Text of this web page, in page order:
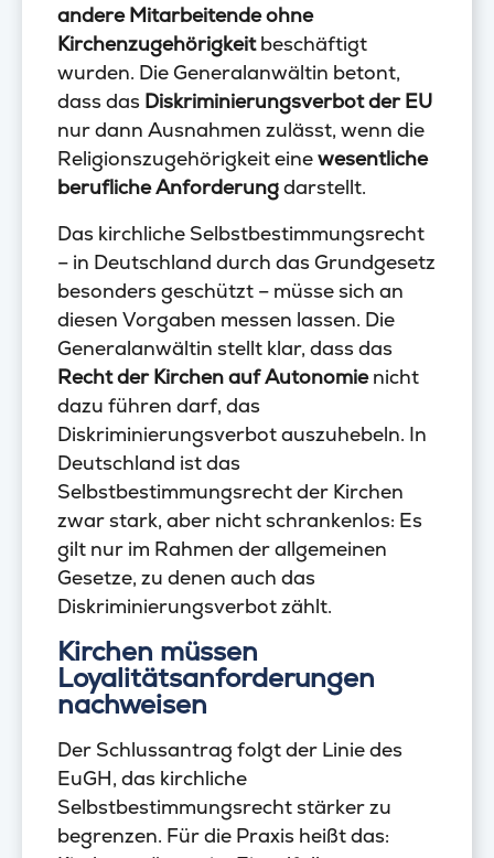
andere Mitarbeitende ohne
Kirchenzugehörigkeitbeschäftigt
wurden. Die Generalanwältin betont,
dass das Diskriminierungsverbot der EU
nur dann Ausnahmen zulässt, wenn die
Religionszugehörigkeit einewesentliche
berufliche Anforderungdarstellt.
Das kirchliche Selbstbestimmungsrecht
– in Deutschland durch das Grundgesetz
besonders geschützt – müsse sich an
diesen Vorgaben messen lassen. Die
Generalanwältin stellt klar, dass das
Recht der Kirchen auf Autonomienicht
dazu führen darf, das
Diskriminierungsverbot auszuhebeln. In
Deutschland ist das
Selbstbestimmungsrecht der Kirchen
zwar stark, aber nicht schrankenlos: Es
gilt nur im Rahmen der allgemeinen
Gesetze, zu denen auch das
Diskriminierungsverbot zählt.
Kirchen müssen
Loyalitätsanforderungen
nachweisen
Der Schlussantrag folgt der Linie des
EuGH, das kirchliche
Selbstbestimmungsrecht stärker zu
begrenzen. Für die Praxis heißt das: